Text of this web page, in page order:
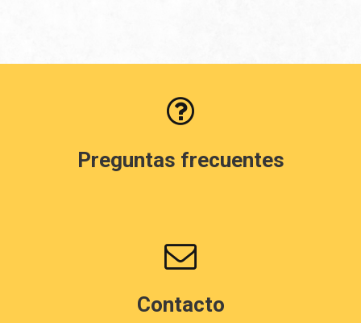
Preguntas frecuentes
Contacto